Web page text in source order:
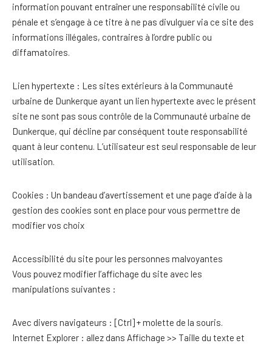
information pouvant entraîner une responsabilité civile ou
pénale et s’engage à ce titre à ne pas divulguer via ce site des
informations illégales, contraires à l’ordre public ou
diffamatoires.
Lien hypertexte : Les sites extérieurs à la Communauté
urbaine de Dunkerque ayant un lien hypertexte avec le présent
site ne sont pas sous contrôle de la Communauté urbaine de
Dunkerque, qui décline par conséquent toute responsabilité
quant à leur contenu. L’utilisateur est seul responsable de leur
utilisation.
Cookies : Un bandeau d’avertissement et une page d’aide à la
gestion des cookies sont en place pour vous permettre de
modifier vos choix
Accessibilité du site pour les personnes malvoyantes
Vous pouvez modifier l’affichage du site avec les
manipulations suivantes :
Avec divers navigateurs : [Ctrl] + molette de la souris.
Internet Explorer : allez dans Affichage >> Taille du texte et